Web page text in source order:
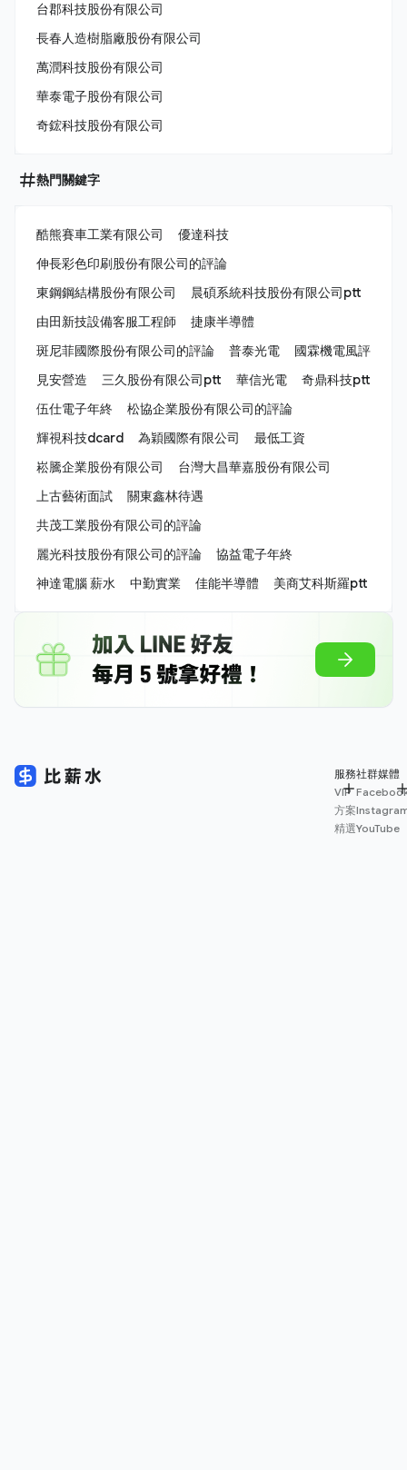
台郡科技股份有限公司
長春人造樹脂廠股份有限公司
萬潤科技股份有限公司
華泰電子股份有限公司
奇鋐科技股份有限公司
熱門關鍵字
酷熊賽車工業有限公司
優達科技
伸長彩色印刷股份有限公司的評論
東鋼鋼結構股份有限公司
晨碩系統科技股份有限公司ptt
由田新技設備客服工程師
捷康半導體
斑尼菲國際股份有限公司的評論
普泰光電
國霖機電風評
見安營造
三久股份有限公司ptt 華信光電
奇鼎科技ptt
伍仕電子年終
松協企業股份有限公司的評論
輝視科技dcard
為穎國際有限公司
最低工資
崧騰企業股份有限公司
台灣大昌華嘉股份有限公司
上古藝術面試
關東鑫林待遇
共茂工業股份有限公司的評論
麗光科技股份有限公司的評論
協益電子年終
神達電腦 薪水
中勤實業 佳能半導體 美商艾科斯羅ptt
服務
VIP
方案
精選
社群媒體
YouTube